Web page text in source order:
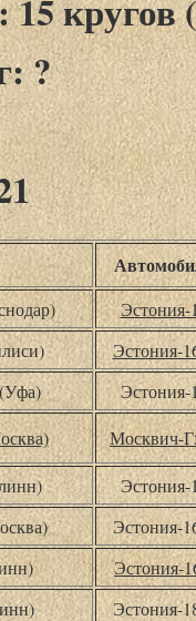
кругов
?
Эстония-
Эстония-
Эстония-
Москвич-
Эстония-
Эстония-
Эстония-
Эстония-